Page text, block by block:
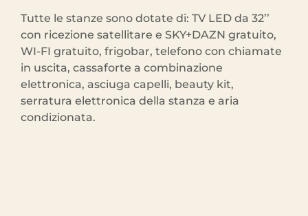
Tutte le stanze sono dotate di: TV LED da 32’’
con ricezione satellitare e SKY+DAZN gratuito,
WI-FI gratuito, frigobar, telefono con chiamate
in uscita, cassaforte a combinazione
elettronica, asciuga capelli, beauty kit,
serratura elettronica della stanza e aria
condizionata.